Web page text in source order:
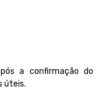
a confirmação do
úteis.